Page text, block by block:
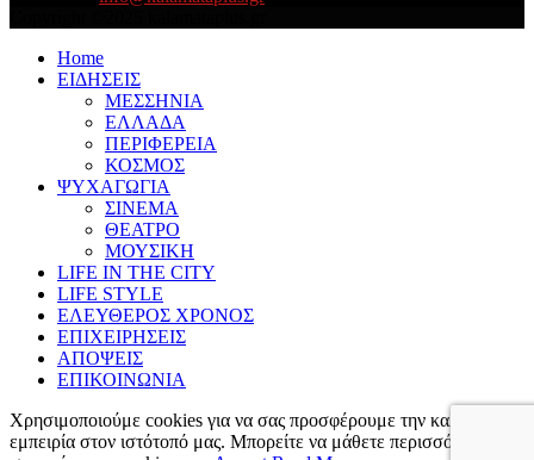
Home
ΕΙΔΗΣΕΙΣ
ΜΕΣΣΗΝΙΑ
ΕΛΛΑΔΑ
ΠΕΡΙΦΕΡΕΙΑ
ΚΟΣΜΟΣ
ΨΥΧΑΓΩΓΙΑ
ΣΙΝΕΜΑ
ΘΕΑΤΡΟ
ΜΟΥΣΙΚΗ
LIFE IN THE CITY
LIFE STYLE
ΕΛΕΥΘΕΡΟΣ ΧΡΟΝΟΣ
ΕΠΙΧΕΙΡΗΣΕΙΣ
ΑΠΟΨΕΙΣ
ΕΠΙΚΟΙΝΩΝΙΑ
Χρησιμοποιούμε cookies για να σας προσφέρουμε την καλύτερη
εμπειρία στον ιστότοπό μας. Μπορείτε να μάθετε περισσότερα